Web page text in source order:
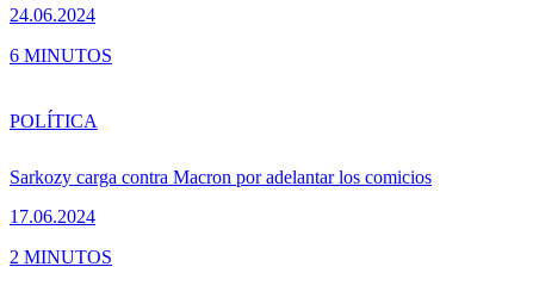
24.06.2024
6 MINUTOS
Sarkozy carga contra Macron por adelantar los comicios
17.06.2024
POLÍTICA
2 MINUTOS